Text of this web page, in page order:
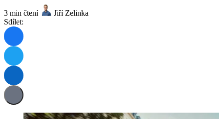
3 min čtení
Jiří Zelinka
Sdílet: